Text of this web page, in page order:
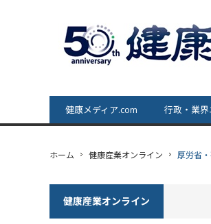
健康メディア.com 行政・業界
ホーム 健康産業オンライン 厚労省
健康産業オンライン